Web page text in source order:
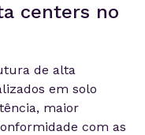
centers no
de alta
em solo
maior
com as